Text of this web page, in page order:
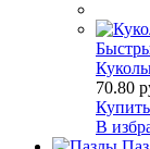
70.80
В